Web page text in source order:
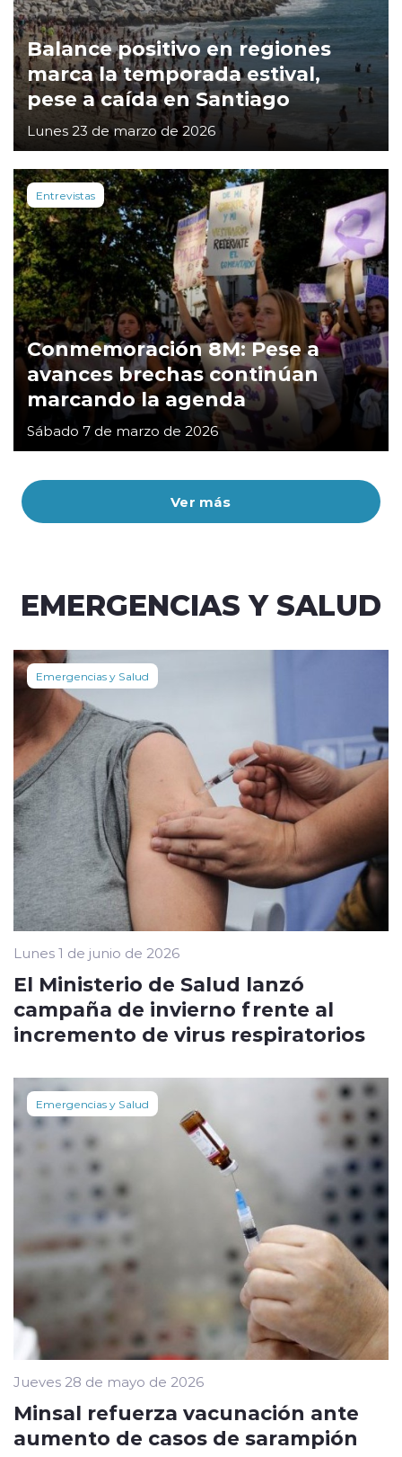
Ver más
Balance positivo en regiones
marca la temporada estival,
pese a caída en Santiago
Lunes 23 de marzo de 2026
Entrevistas
Conmemoración 8M: Pese a
avances brechas continúan
marcando la agenda
Sábado 7 de marzo de 2026
EMERGENCIAS Y SALUD
Emergencias y Salud
Lunes 1 de junio de 2026
El Ministerio de Salud lanzó
campaña de invierno frente al
incremento de virus respiratorios
Emergencias y Salud
Jueves 28 de mayo de 2026
Minsal refuerza vacunación ante
aumento de casos de sarampión